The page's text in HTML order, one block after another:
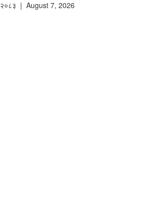
२०८३ | August 7, 2026